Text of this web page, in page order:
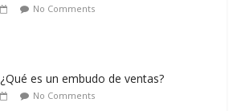
No Comments
¿Qué es un embudo de ventas?
No Comments